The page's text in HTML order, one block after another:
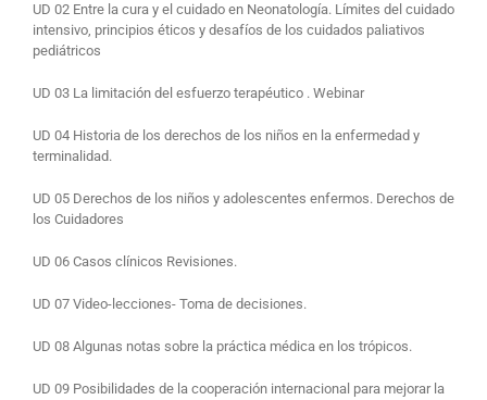
UD 02 Entre la cura y el cuidado en Neonatología. Límites del cuidado
intensivo, principios éticos y desafíos de los cuidados paliativos
pediátricos
UD 03 La limitación del esfuerzo terapéutico . Webinar
UD 04 Historia de los derechos de los niños en la enfermedad y
terminalidad.
UD 05 Derechos de los niños y adolescentes enfermos. Derechos de
los Cuidadores
UD 06 Casos clínicos Revisiones.
UD 07 Video-lecciones- Toma de decisiones.
UD 08 Algunas notas sobre la práctica médica en los trópicos.
UD 09 Posibilidades de la cooperación internacional para mejorar la